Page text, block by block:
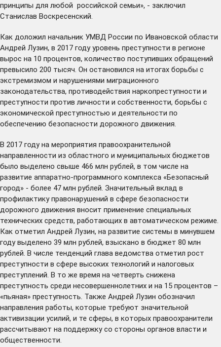
принципы для любой российской семьи», - заключил
Станислав Воскресенский.
Как доложил начальник УМВД России по Ивановской области
Андрей Лузин, в 2017 году уровень преступности в регионе
вырос на 10 процентов, количество поступивших обращений
превысило 200 тысяч. Он остановился на итогах борьбы с
экстремизмом и нарушениями миграционного
законодательства, противодействия наркопреступности и
преступности против личности и собственности, борьбы с
экономической преступностью и деятельности по
обеспечению безопасности дорожного движения.
В 2017 году на мероприятия правоохранительной
направленности из областного и муниципальных бюджетов
было выделено свыше 466 млн рублей, в том числе на
развитие аппаратно-программного комплекса «Безопасный
город» - более 47 млн рублей. Значительный вклад в
профилактику правонарушений в сфере безопасности
дорожного движения вносит применение специальных
технических средств, работающих в автоматическом режиме.
Как отметил Андрей Лузин, на развитие системы в минувшем
году выделено 39 млн рублей, взыскано в бюджет 80 млн
рублей. В числе тенденций глава ведомства отметил рост
преступности в сфере высоких технологий и налоговых
преступлений. В то же время на четверть снижена
преступность среди несовершеннолетних и на 15 процентов –
«пьяная» преступность. Также Андрей Лузин обозначил
направления работы, которые требуют значительной
активизации усилий, и те сферы, в которых правоохранители
рассчитывают на поддержку со стороны органов власти и
общественности.